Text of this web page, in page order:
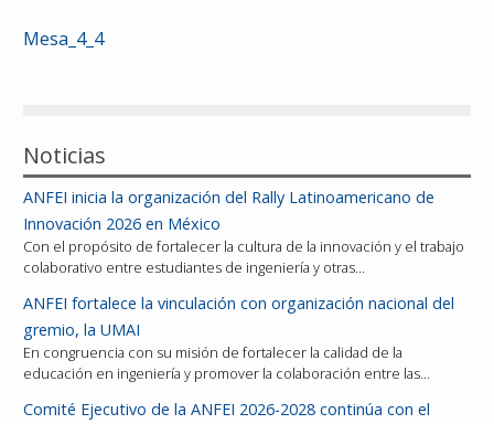
Reuniones y Conferencias
Publicaciones
Afiliación
Mesa_4_4
Noticias
ANFEI inicia la organización del Rally Latinoamericano de
Innovación 2026 en México
Con el propósito de fortalecer la cultura de la innovación y el trabajo
colaborativo entre estudiantes de ingeniería y otras…
ANFEI fortalece la vinculación con organización nacional del
gremio, la UMAI
En congruencia con su misión de fortalecer la calidad de la
educación en ingeniería y promover la colaboración entre las…
Comité Ejecutivo de la ANFEI 2026-2028 continúa con el